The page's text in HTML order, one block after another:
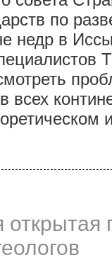
по
недр в
всех
открытая